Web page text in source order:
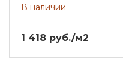
В наличии
1 418 руб./м2